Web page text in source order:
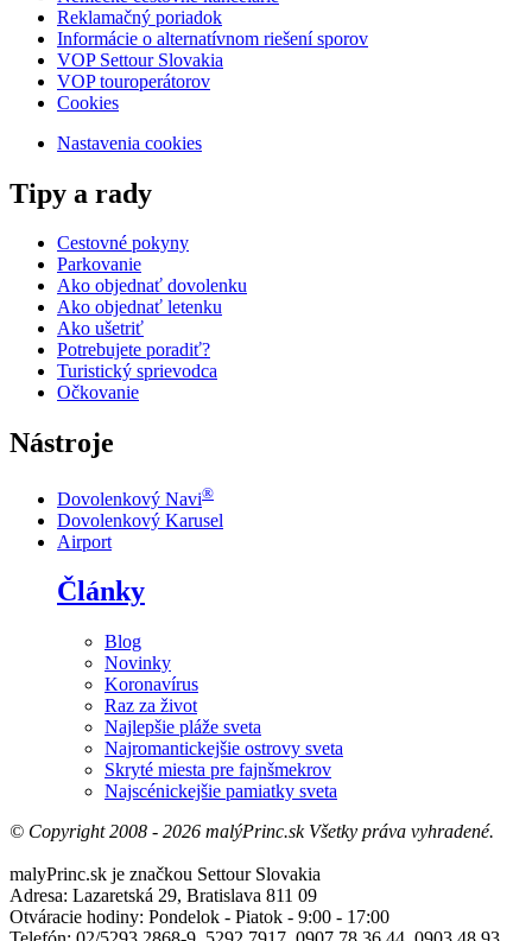
Reklamačný poriadok
Informácie o alternatívnom riešení sporov
VOP Settour Slovakia
VOP touroperátorov
Cookies
Nastavenia cookies
Tipy a rady
Cestovné pokyny
Parkovanie
Ako objednať dovolenku
Ako objednať letenku
Ako ušetriť
Potrebujete poradiť?
Turistický sprievodca
Očkovanie
Nástroje
Dovolenkový Navi®
Dovolenkový Karusel
Airport
Články
Blog
Novinky
Koronavírus
Raz za život
Najlepšie pláže sveta
Najromantickejšie ostrovy sveta
Skryté miesta pre fajnšmekrov
Najscénickejšie pamiatky sveta
© Copyright 2008 - 2026 malýPrinc.sk Všetky práva vyhradené.
malyPrinc.sk je značkou Settour Slovakia
Adresa: Lazaretská 29, Bratislava 811 09
Otváracie hodiny: Pondelok - Piatok - 9:00 - 17:00